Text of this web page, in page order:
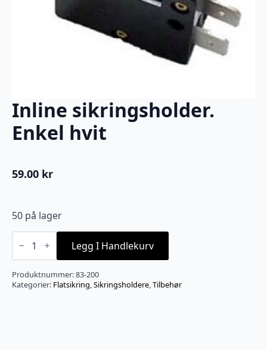
Inline sikringsholder.
Enkel hvit
59.00 kr
50 på lager
Inline
sikringsholder.
hvit
antall
Legg I Handlekurv
Produktnummer:83-200
Kategorier: Flatsikring,Sikringsholdere,Tilbehør